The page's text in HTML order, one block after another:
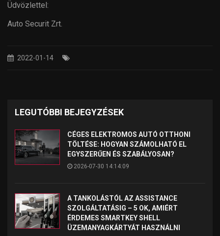
Üdvözlettel:
Auto Securit Zrt.
2022-01-14
LEGUTÓBBI BEJEGYZÉSEK
CÉGES ELEKTROMOS AUTÓ OTTHONI
TÖLTÉSE: HOGYAN SZÁMOLHATÓ EL
EGYSZERŰEN ÉS SZABÁLYOSAN?
2026-07-30 14:14:09
A TANKOLÁSTÓL AZ ASSISTANCE
SZOLGÁLTATÁSIG – 5 OK, AMIÉRT
ÉRDEMES SMARTKEY SHELL
ÜZEMANYAGKÁRTYÁT HASZNÁLNI